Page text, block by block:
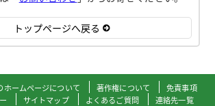
トップページへ戻る
ホームページについて 著作権について
免責事項
サイトマップ よくあるご質問 連絡先一覧